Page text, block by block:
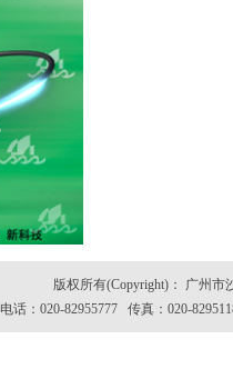
版权所有(Copyright)： 广州
电话：020-82955777 传真：020-